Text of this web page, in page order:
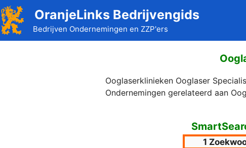
Ga
naar
de
inhoud
OranjeLinks Bedrijvengids
Bedrijven Ondernemingen en ZZP'ers
Ooglaserklinieken Ooglaser
Ondernemingen gerelateerd aan